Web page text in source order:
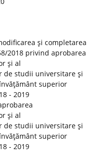
şi completarea
2018 privind aprobarea
şi al
de studii universitare şi
superior
- 2019
şi al
de studii universitare şi
superior
- 2019